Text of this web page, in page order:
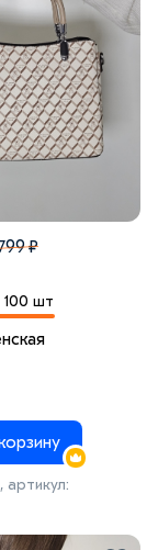
₽
шт
, артикул: